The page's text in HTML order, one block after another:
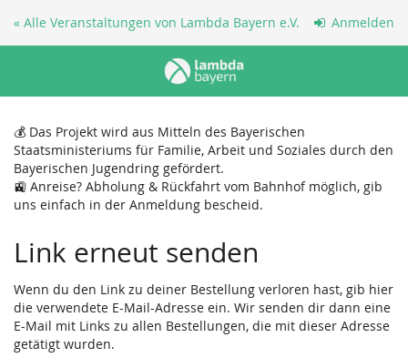
Zum
Anmelden
« Alle Veranstaltungen von Lambda Bayern e.V.
💰 Das Projekt wird aus Mitteln des Bayerischen
Staatsministeriums für Familie, Arbeit und Soziales durch den
Bayerischen Jugendring gefördert.
🚉 Anreise? Abholung & Rückfahrt vom Bahnhof möglich, gib
uns einfach in der Anmeldung bescheid.
Link erneut senden
Wenn du den Link zu deiner Bestellung verloren hast, gib hier
die verwendete E-Mail-Adresse ein. Wir senden dir dann eine
E-Mail mit Links zu allen Bestellungen, die mit dieser Adresse
getätigt wurden.